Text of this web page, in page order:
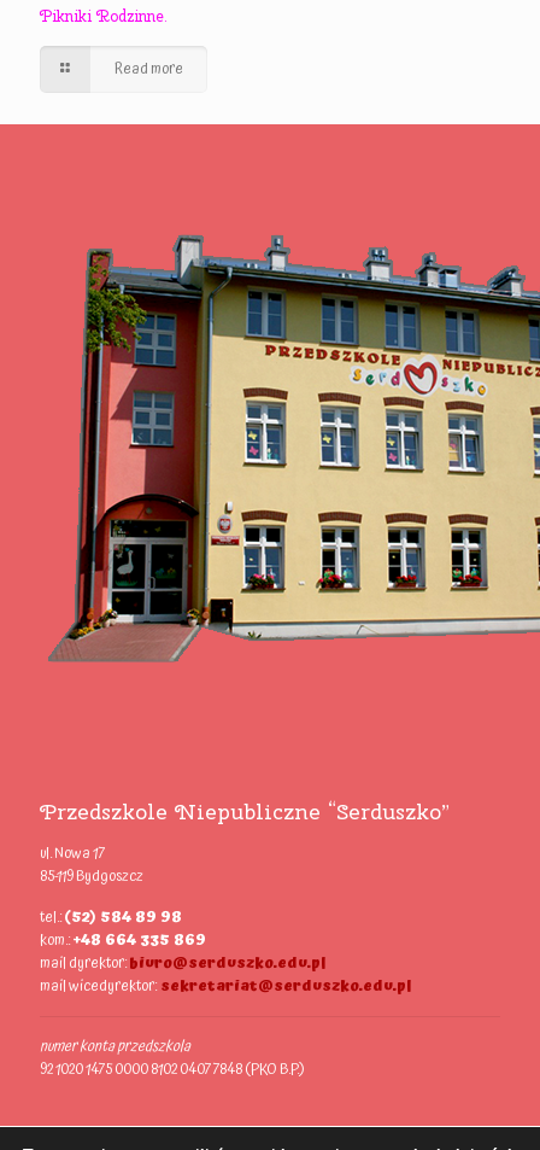
Pikniki Rodzinne.
Read more
Przedszkole Niepubliczne “Serduszko”
ul. Nowa 17
85-119 Bydgoszcz
tel.:(52) 584 89 98
kom.:+48 664 335 869
mail dyrektor:biuro@serduszko.edu.pl
mail wicedyrektor:sekretariat@serduszko.edu.pl
numer konta przedszkola
92 1020 1475 0000 8102 0407 7848 (PKO B.P.)